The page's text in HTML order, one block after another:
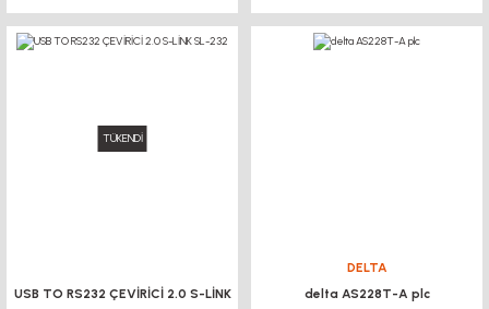
TÜKENDİ
USB TO RS232 ÇEVİRİCİ 2.0 S-LİNK
DELTA
delta AS228T-A plc